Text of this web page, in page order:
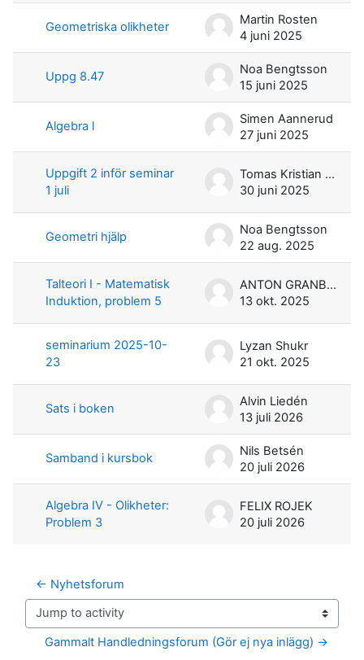
Geometriska olikheter
Martin Rosten
4 juni 2025
Uppg 8.47
Noa Bengtsson
15 juni 2025
Algebra l
Simen Aannerud
27 juni 2025
Uppgift 2 inför seminar
1 juli
Tomas Kristian Heimdal
30 juni 2025
Geometri hjälp
Noa Bengtsson
22 aug. 2025
Talteori I - Matematisk
Induktion, problem 5
ANTON GRANBERG
13 okt. 2025
seminarium 2025-10-
23
Lyzan Shukr
21 okt. 2025
Sats i boken
Alvin Liedén
13 juli 2026
Samband i kursbok
Nils Betsén
20 juli 2026
Algebra IV - Olikheter:
Problem 3
FELIX ROJEK
20 juli 2026
← Nyhetsforum
Jump to activity
Gammalt Handledningsforum (Gör ej nya inlägg) →